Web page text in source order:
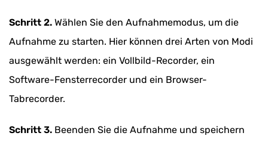
Schritt 2. Wählen Sie den Aufnahmemodus, um die
Aufnahme zu starten. Hier können drei Arten von Modi
ausgewählt werden: ein Vollbild-Recorder, ein
Software-Fensterrecorder und ein Browser-
Tabrecorder.
Schritt 3. Beenden Sie die Aufnahme und speichern